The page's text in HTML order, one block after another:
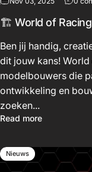
🏗️ World of
Ben jij handig,
dit jouw kans!
modelbouwers die
ontwikkeling en
zoeken...
Read more
Nieuws